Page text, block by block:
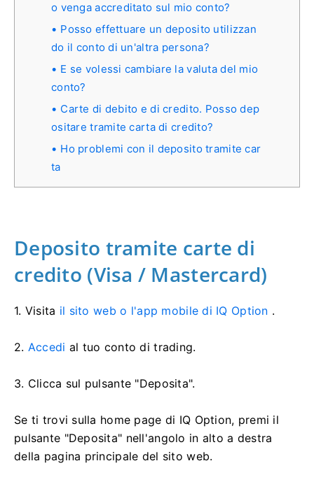
o venga accreditato sul mio conto?
Posso effettuare un deposito utilizzan
do il conto di un'altra persona?
E se volessi cambiare la valuta del mio
conto?
Carte di debito e di credito. Posso dep
ositare tramite carta di credito?
Ho problemi con il deposito tramite car
ta
Deposito tramite carte di
credito (Visa / Mastercard)
1. Visita il sito web o l'app mobile di IQ Option .
2. Accedi al tuo conto di trading.
3. Clicca sul pulsante "Deposita".
Se ti trovi sulla home page di IQ Option, premi il
pulsante "Deposita" nell'angolo in alto a destra
della pagina principale del sito web.